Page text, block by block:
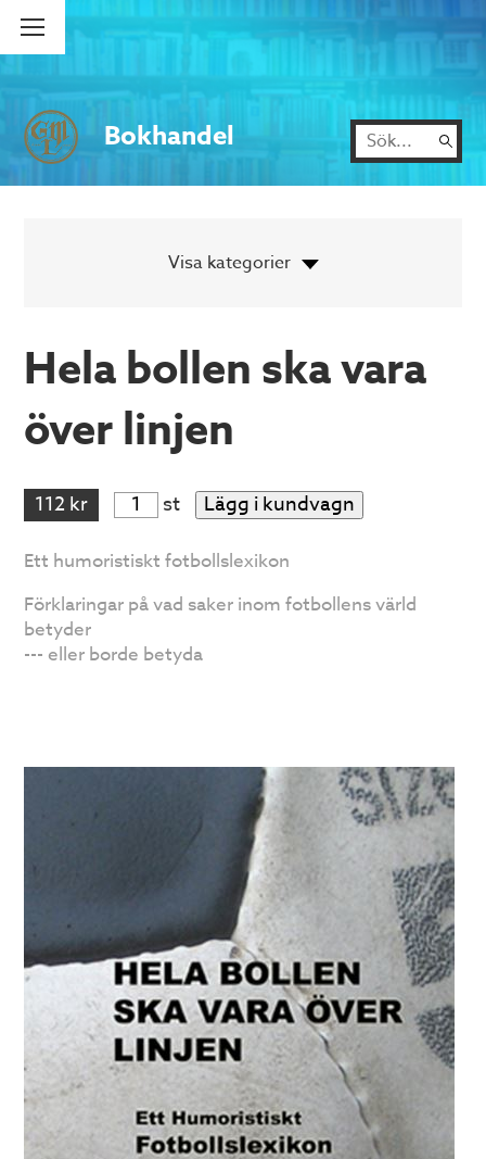
Bokhandel
Hela bollen ska vara
över linjen
112 kr st Lägg i kundvagn
Ett humoristiskt fotbollslexikon
Förklaringar på vad saker inom fotbollens värld
betyder
--- eller borde betyda